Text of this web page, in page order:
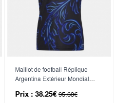
Maillot de football Réplique
Argentina Extérieur Mondial
Prix : 38.25€ 95.63€